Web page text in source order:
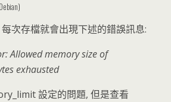
次存檔就會出現下述的錯誤訊息:
Allowed memory size of
exhausted
設定的問題, 但是查看